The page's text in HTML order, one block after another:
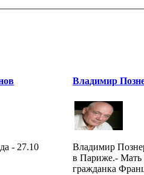
- 27.10
Владимир
Владимир
в Париже.- Мать
гражданка